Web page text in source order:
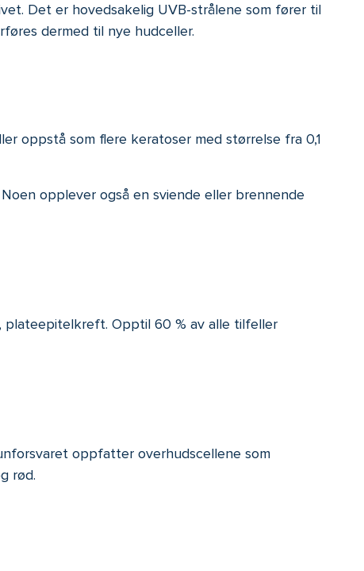
Det er hovedsakelig UVB-strålene som fører til
dermed til nye hudceller.
oppstå som flere keratoser med størrelse fra 0,1
opplever også en sviende eller brennende
Opptil 60 % av alle tilfeller
oppfatter overhudscellene som
rød.